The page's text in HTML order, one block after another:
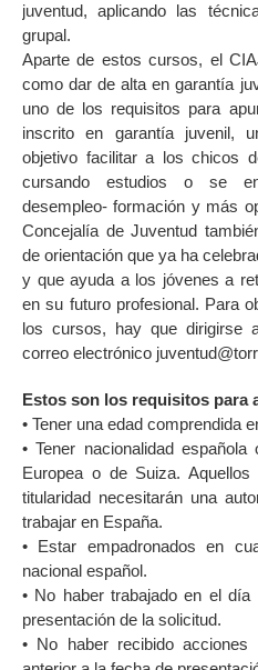
juventud, aplicando las
grupal.
Aparte de estos cursos, el
como dar de alta en garantía
uno de los requisitos para
inscrito en garantía juvenil,
objetivo facilitar a los chicos
cursando estudios o se
desempleo- formación y más
Concejalía de Juventud
de orientación que ya ha
y que ayuda a los jóvenes a
en su futuro profesional. Para
los cursos, hay que dirigirse
correo electrónico
Estos son los requisitos para
• Tener una edad comprendida
• Tener nacionalidad
Europea o de Suiza.
titularidad necesitarán una
trabajar en España.
• Estar empadronados en
nacional español.
• No haber trabajado en el
presentación de la solicitud.
• No haber recibido